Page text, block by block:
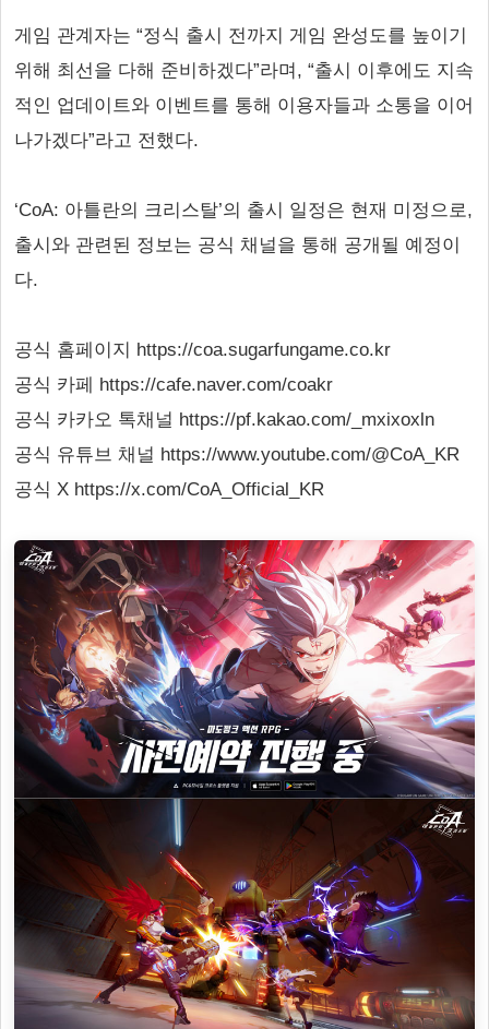
게임 관계자는 “정식 출시 전까지 게임 완성도를 높이기
위해 최선을 다해 준비하겠다”라며, “출시 이후에도 지속
적인 업데이트와 이벤트를 통해 이용자들과 소통을 이어
나가겠다”라고 전했다.
‘CoA: 아틀란의 크리스탈’의 출시 일정은 현재 미정으로,
출시와 관련된 정보는 공식 채널을 통해 공개될 예정이
다.
공식 홈페이지 https://coa.sugarfungame.co.kr
공식 카페 https://cafe.naver.com/coakr
공식 카카오 톡채널 https://pf.kakao.com/_mxixoxln
공식 유튜브 채널 https://www.youtube.com/@CoA_KR
공식 X https://x.com/CoA_Official_KR